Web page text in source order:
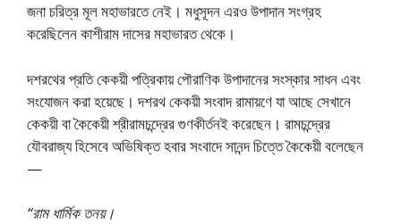
জনা চরিত্র মূল মহাভারতে নেই। মধুসূদন এরও উপাদান সংগ্রহ
করেছিলেন কাশীরাম দাসের মহাভারত থেকে।
দশরথের প্রতি কেকয়ী পত্রিকায় পৌরাণিক উপাদানের সংস্কার সাধন এবং
সংযোজন করা হয়েছে। দশরথ কেকয়ী সংবাদ রামায়ণে যা আছে সেখানে
কেকয়ী বা কৈকেয়ী শ্রীরামচন্দ্রের গুণকীর্তনই করেছেন। রামচন্দ্রের
যৌবরাজ্য হিসেবে অভিষিক্ত হবার সংবাদে সানন্দ চিত্তে কৈকেয়ী বলেছেন
—
“রাম ধার্মিক তনয়।